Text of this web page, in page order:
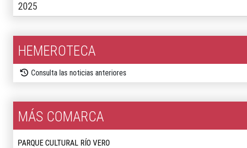
2025
HEMEROTECA
Consulta las noticias anteriores
MÁS COMARCA
PARQUE CULTURAL RÍO VERO